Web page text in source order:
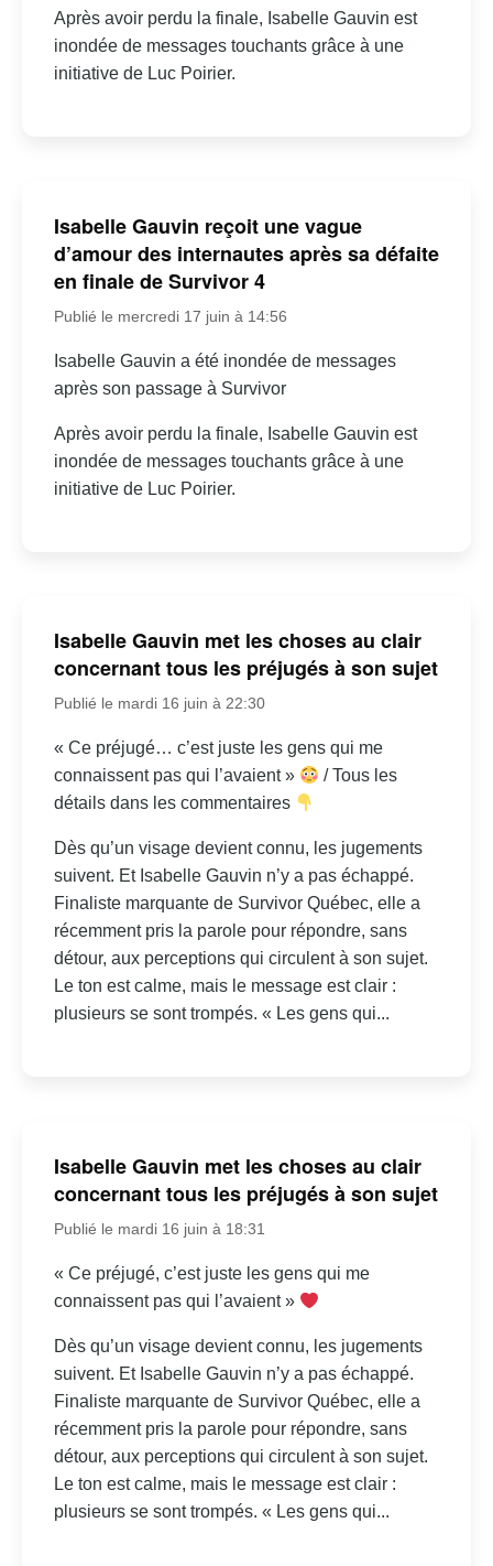
Après avoir perdu la finale, Isabelle Gauvin est
inondée de messages touchants grâce à une
initiative de Luc Poirier.
Isabelle Gauvin reçoit une vague
d’amour des internautes après sa défaite
en finale de Survivor 4
Publié le mercredi 17 juin à 14:56
Isabelle Gauvin a été inondée de messages
après son passage à Survivor
Après avoir perdu la finale, Isabelle Gauvin est
inondée de messages touchants grâce à une
initiative de Luc Poirier.
Isabelle Gauvin met les choses au clair
concernant tous les préjugés à son sujet
Publié le mardi 16 juin à 22:30
« Ce préjugé… c’est juste les gens qui me
connaissent pas qui l’avaient »
/ Tous les
détails dans les commentaires
Dès qu’un visage devient connu, les jugements
suivent. Et Isabelle Gauvin n’y a pas échappé.
Finaliste marquante de Survivor Québec, elle a
récemment pris la parole pour répondre, sans
détour, aux perceptions qui circulent à son sujet.
Le ton est calme, mais le message est clair :
plusieurs se sont trompés. « Les gens qui...
Isabelle Gauvin met les choses au clair
concernant tous les préjugés à son sujet
Publié le mardi 16 juin à 18:31
« Ce préjugé, c’est juste les gens qui me
connaissent pas qui l’avaient »
Dès qu’un visage devient connu, les jugements
suivent. Et Isabelle Gauvin n’y a pas échappé.
Finaliste marquante de Survivor Québec, elle a
récemment pris la parole pour répondre, sans
détour, aux perceptions qui circulent à son sujet.
Le ton est calme, mais le message est clair :
plusieurs se sont trompés. « Les gens qui...